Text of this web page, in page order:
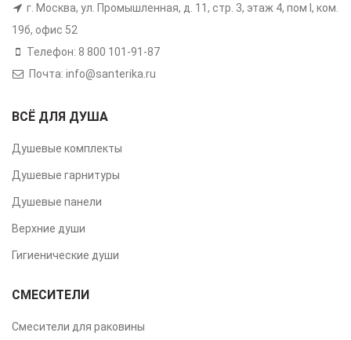
г. Москва, ул. Промышленная, д. 11, стр. 3, этаж 4, пом I, ком.
19б, офис 52
Телефон: 8 800 101-91-87
Почта: info@santerika.ru
ВСЁ ДЛЯ ДУША
Душевые комплекты
Душевые гарнитуры
Душевые панели
Верхние души
Гигиенические души
СМЕСИТЕЛИ
Смесители для раковины